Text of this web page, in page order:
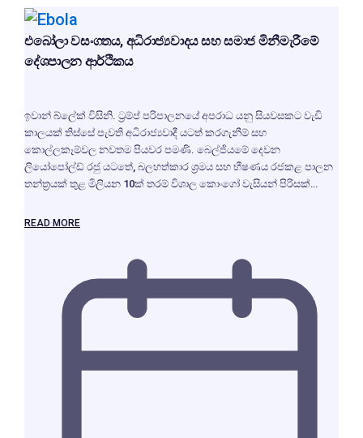
එබෝලා වසංගතය, අධිරාජ්‍යවාදය සහ සමාජ මිනීමැරීමේ
දේශපාලන ආර්ථිකය
ඉවාන් බ්ලේක් විසිනි. ට්‍රම්ප් පරිපාලනයේ අපරාධ යනු සියවසකට වැඩි
කාලයක් තිස්සේ පැවති අධිරාජ්‍යවාදී යටත් කරගැනීම් සහ
කොල්ලකෑම්වල නවතම පියවර පමණි. බෙල්ජියමේ දෙවන
ලියෝපෝල්ඩ් රජු යටතේ, බලහත්කාර ශ්‍රමය සහ භීෂණය රජකළ පාලන
තන්ත්‍රයක් තුළ මිලියන 10ක් තරම් විශාල කොංගෝ වැසියන් පිරිසක්…
READ MORE